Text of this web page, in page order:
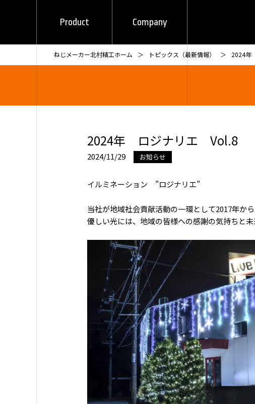
Product Company
ねじメーカー北村精工ホーム トピックス（最新情報） 2024
2024年 ロジナリエ Vol.8
2024/11/29 お知らせ
イルミネーション ”ロジナリエ”
当社が地域社会貢献活動の一環として2017年か
優しい光には、地域の皆様への感謝の気持ちと